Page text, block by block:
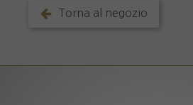
Torna al negozio